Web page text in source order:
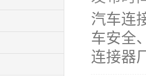
汽车连
车安全
连接器